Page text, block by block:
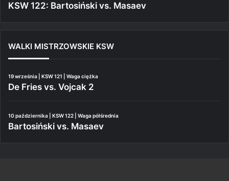
KSW 122: Bartosiński vs. Masaev
WALKI MISTRZOWSKIE KSW
19 września | KSW 121 | Waga ciężka
De Fries vs. Vojcak 2
10 października | KSW 122 | Waga półśrednia
Bartosiński vs. Masaev